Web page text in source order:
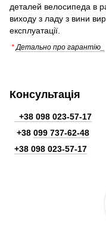
деталей велосипеда в
виходу з ладу з вини
експлуатації.
* Детально про гарантію_
Консультація
+38 098 023-57-17
+38 099 737-62-48
+38 098 023-57-17